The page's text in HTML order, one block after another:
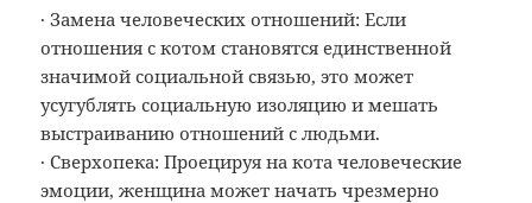
· Замена человеческих отношений: Если
отношения с котом становятся единственной
значимой социальной связью, это может
усугублять социальную изоляцию и мешать
выстраиванию отношений с людьми.
· Сверхопека: Проецируя на кота человеческие
эмоции, женщина может начать чрезмерно